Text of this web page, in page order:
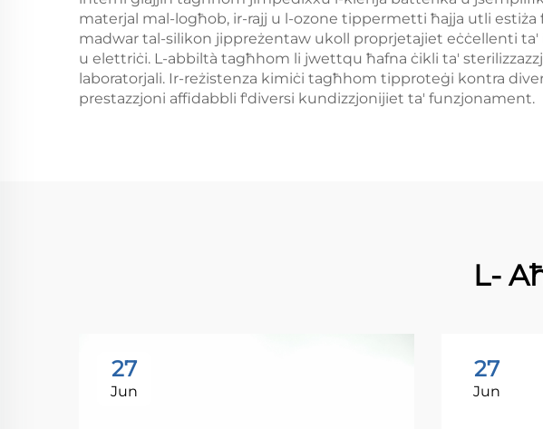
materjal mal-logħob, ir-rajj u l-ozone tippermetti ħajja utli
madwar tal-silikon jippreżentaw ukoll proprjetajiet eċċellenti
u elettriċi. L-abbiltà tagħhom li jwettqu ħafna ċikli ta'
laboratorjali. Ir-reżistenza kimiċi tagħhom tipproteġi kontra
prestazzjoni affidabbli f'diversi kundizzjonijiet ta' funzjonament.
L-
27
Jun
27
Jun